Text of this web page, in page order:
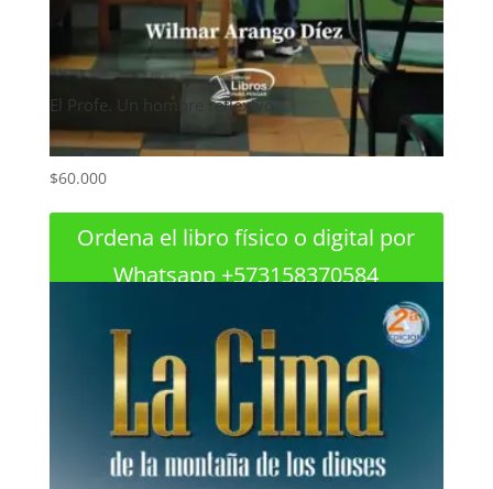
El Profe. Un hombre reflexivo
$60.000
Ordena el libro físico o digital por
Whatsapp +573158370584